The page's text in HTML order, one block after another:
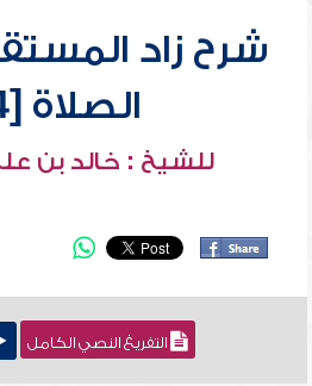
شرح زاد
الصلاة [24]
للشيخ : خالد بن
التفريغ النصي الكامل